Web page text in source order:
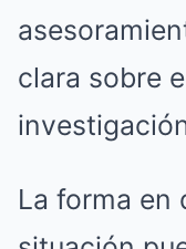
clara sobre
La forma en